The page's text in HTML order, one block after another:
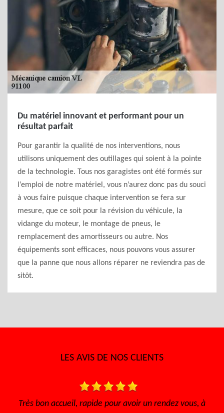
Du matériel innovant et performant pour un
résultat parfait
Pour garantir la qualité de nos interventions, nous
utilisons uniquement des outillages qui soient à la pointe
de la technologie. Tous nos garagistes ont été formés sur
l’emploi de notre matériel, vous n’aurez donc pas du souci
à vous faire puisque chaque intervention se fera sur
mesure, que ce soit pour la révision du véhicule, la
vidange du moteur, le montage de pneus, le
remplacement des amortisseurs ou autre. Nos
équipements sont efficaces, nous pouvons vous assurer
que la panne que nous allons réparer ne reviendra pas de
sitôt.
LES AVIS DE NOS CLIENTS
Très bon accueil, rapide pour avoir un rendez vous, à